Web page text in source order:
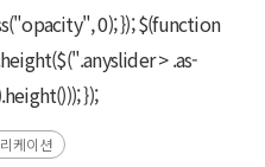
0); }); $(function
> .as-
});
케이션